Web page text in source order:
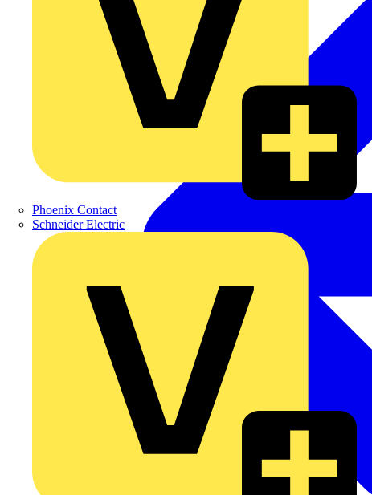
Phoenix Contact
Schneider Electric